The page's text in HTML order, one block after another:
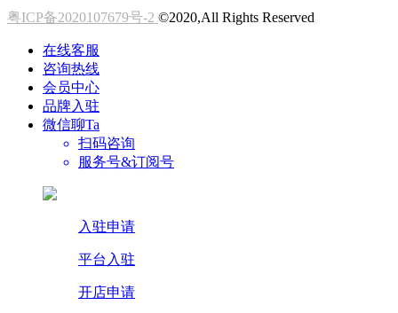
粤ICP备2020107679号-2 ©2020,All Rights Reserved
在线客服
咨询热线
会员中心
品牌入驻
微信聊Ta
扫码咨询
服务号&订阅号
入驻申请
平台入驻
开店申请